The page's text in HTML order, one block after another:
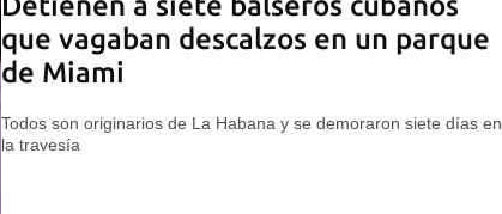
que vagaban descalzos en un parque
de Miami
Todos son originarios de La Habana y se demoraron siete días en
la travesía